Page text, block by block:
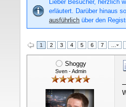
Lieber Besucher, herzlich
erläutert. Darüber hinaus
ausführlich über den
1 2 3 4 5 6 7 …
Shoggy
Sven - Admin